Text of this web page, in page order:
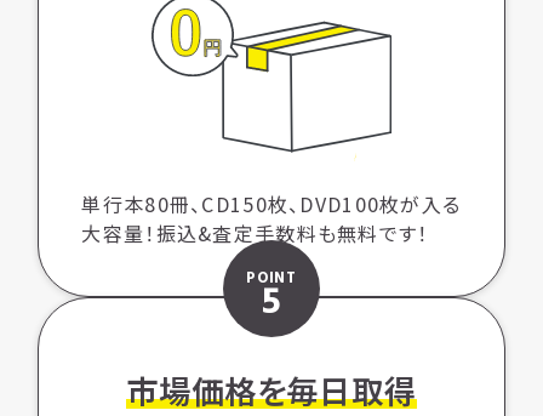
単行本80冊、CD150枚、DVD100枚が入る
大容量！振込&査定手数料も無料です！
POINT
5
市場価格を毎日取得